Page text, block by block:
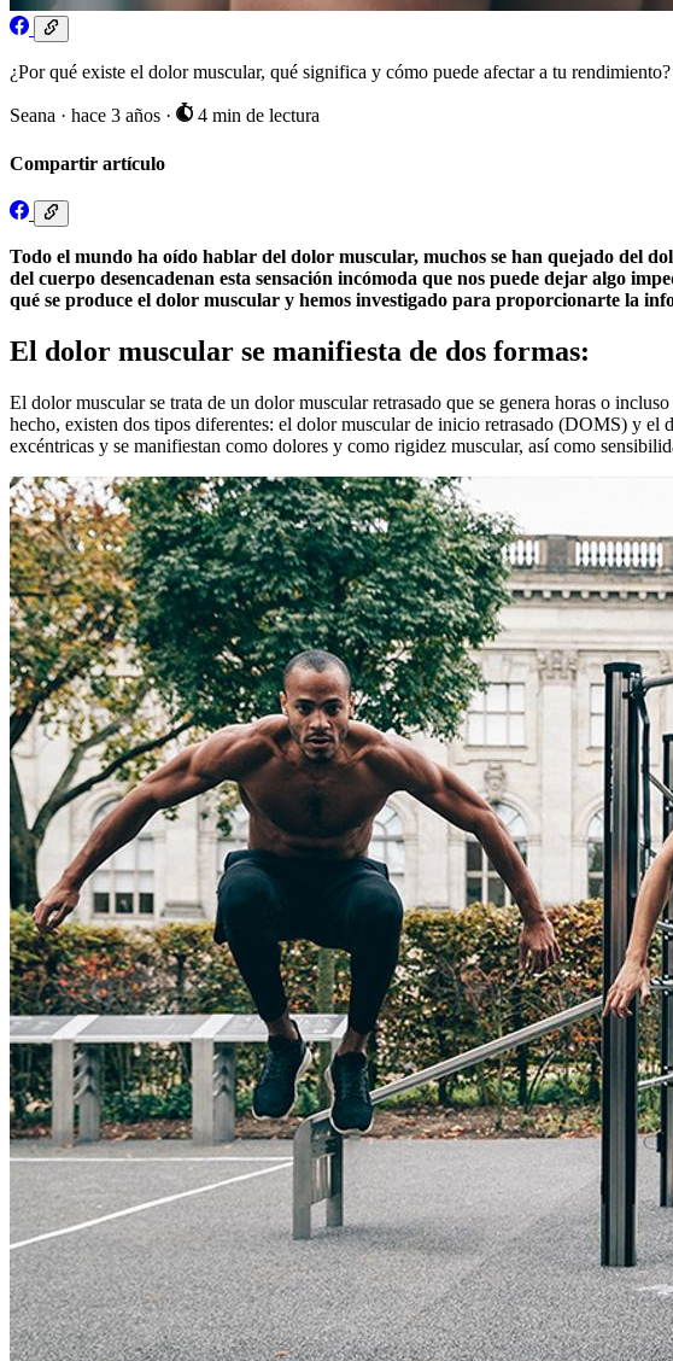
¿Por qué existe el dolor muscular, qué significa y cómo puede afectar a tu rendimiento?
Seana · hace 3 años · 4 min de lectura
Compartir artículo
Todo el mundo ha oído hablar del dolor muscular, muchos se han quejado del
del cuerpo desencadenan esta sensación incómoda que nos puede dejar algo
qué se produce el dolor muscular y hemos investigado para proporcionarte la
El dolor muscular se manifiesta de dos formas:
El dolor muscular se trata de un dolor muscular retrasado que se genera horas o
hecho, existen dos tipos diferentes: el dolor muscular de inicio retrasado (DOMS) y el
excéntricas y se manifiestan como dolores y como rigidez muscular, así como